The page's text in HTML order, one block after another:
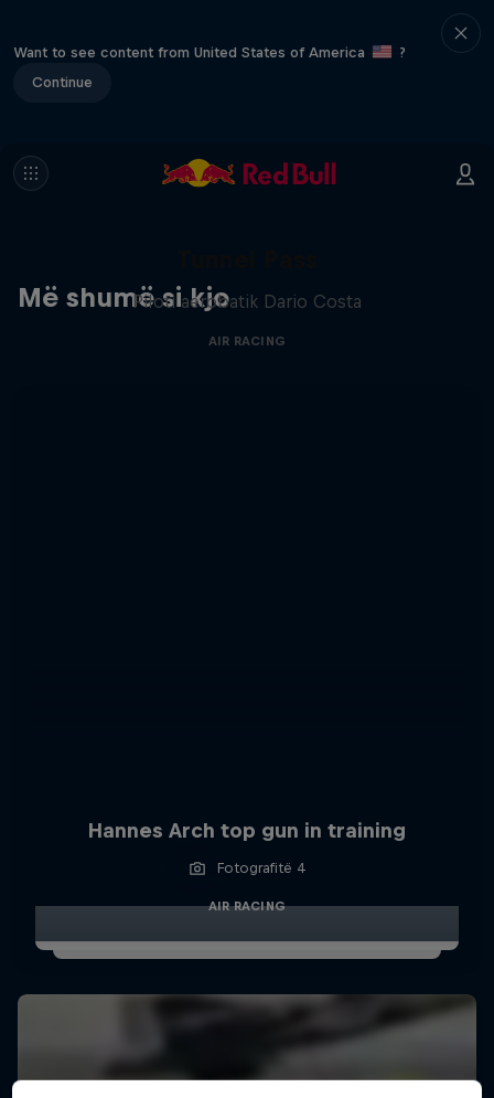
Want to see content from United States of America
?
Continue
Më shumë si kjoPiloti aerobatik Dario Costa
AIR RACING
Hannes Arch top gun in training
Fotografitë 4
AIR RACING